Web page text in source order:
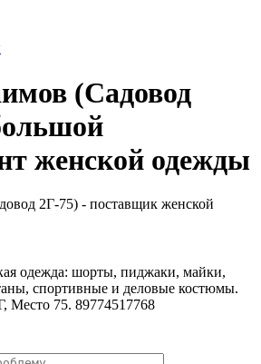
(Садовод
женской одежды
одежда: шорты, пиджаки, майки,
спортивные и деловые костюмы.
Место 75. 89774517768